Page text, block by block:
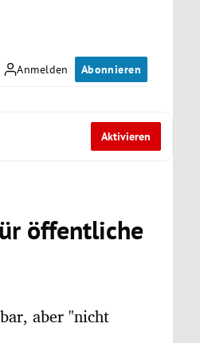
Anmelden Abonnieren
Aktivieren
öffentliche
aber "nicht